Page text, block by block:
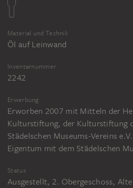
Material und Technik
Öl auf Leinwand
Inventarnummer
2242
Erwerbung
Erworben 2007 mit Mitteln der
Kulturstiftung, der Kulturstiftung
Städelschen Museums-Vereins
Eigentum mit dem Städelschen
Status
Ausgestellt, 2. Obergeschoss,